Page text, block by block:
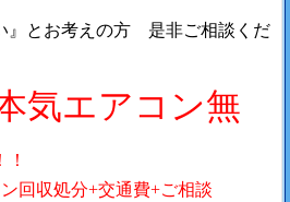
』とお考えの方 是非ご相談くだ
気エアコン無
！
回収処分+交通費+ご相談